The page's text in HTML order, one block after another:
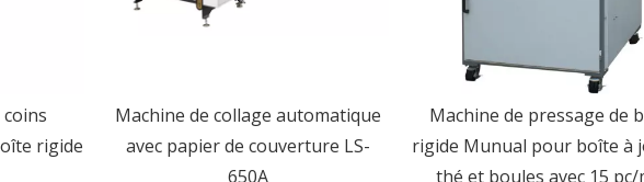
rigide
Machine de collage automatique
avec papier de couverture LS-
650A
Machine de pressage de
rigide Munual pour boîte à
thé et boules avec 15 pc/